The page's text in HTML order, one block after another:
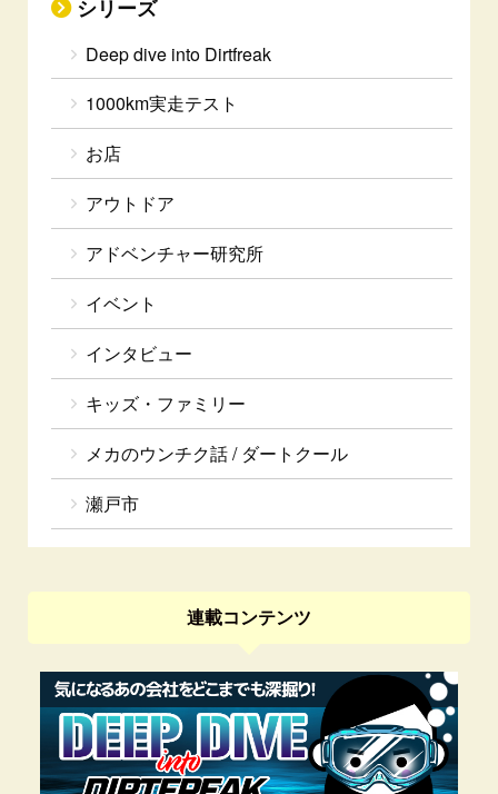
シリーズ
Deep dive into Dirtfreak
1000km実走テスト
お店
アウトドア
アドベンチャー研究所
イベント
インタビュー
キッズ・ファミリー
メカのウンチク話 / ダートクール
瀬戸市
連載コンテンツ